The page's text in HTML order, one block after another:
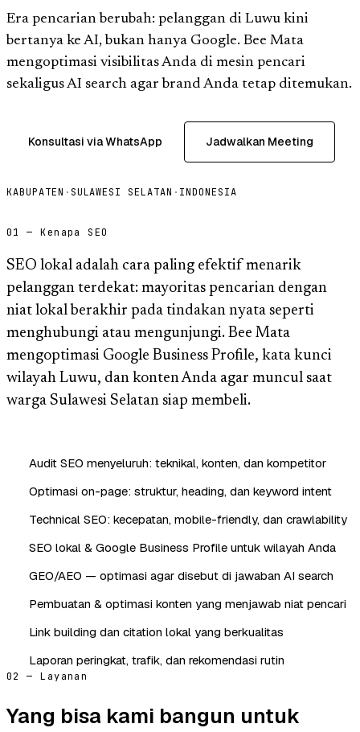
Era pencarian berubah: pelanggan di Luwu kini
bertanya ke AI, bukan hanya Google. Bee Mata
mengoptimasi visibilitas Anda di mesin pencari
sekaligus AI search agar brand Anda tetap ditemukan.
Konsultasi via WhatsApp Jadwalkan Meeting
KABUPATEN · SULAWESI SELATAN · INDONESIA
01 — Kenapa SEO
SEO lokal adalah cara paling efektif menarik
pelanggan terdekat: mayoritas pencarian dengan
niat lokal berakhir pada tindakan nyata seperti
menghubungi atau mengunjungi. Bee Mata
mengoptimasi Google Business Profile, kata kunci
wilayah Luwu, dan konten Anda agar muncul saat
warga Sulawesi Selatan siap membeli.
Audit SEO menyeluruh: teknikal, konten, dan kompetitor
Optimasi on-page: struktur, heading, dan keyword intent
Technical SEO: kecepatan, mobile-friendly, dan crawlability
SEO lokal & Google Business Profile untuk wilayah Anda
GEO/AEO — optimasi agar disebut di jawaban AI search
Pembuatan & optimasi konten yang menjawab niat pencari
Link building dan citation lokal yang berkualitas
Laporan peringkat, trafik, dan rekomendasi rutin
02 — Layanan
Yang bisa kami bangun untuk